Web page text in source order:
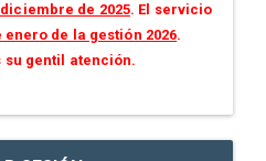
diciembre de 2025. El servicio
enero de la gestión 2026.
su gentil atención.